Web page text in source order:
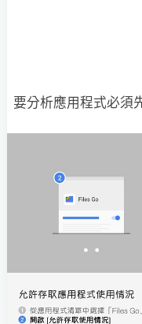
要分析應用程式必須